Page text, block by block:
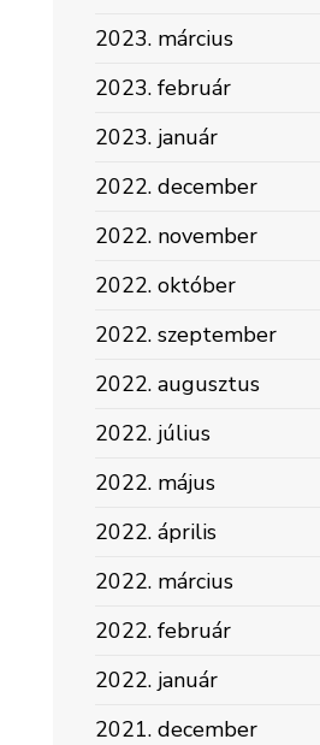
2023. március
2023. február
2023. január
2022. december
2022. november
2022. október
2022. szeptember
2022. augusztus
2022. július
2022. május
2022. április
2022. március
2022. február
2022. január
2021. december